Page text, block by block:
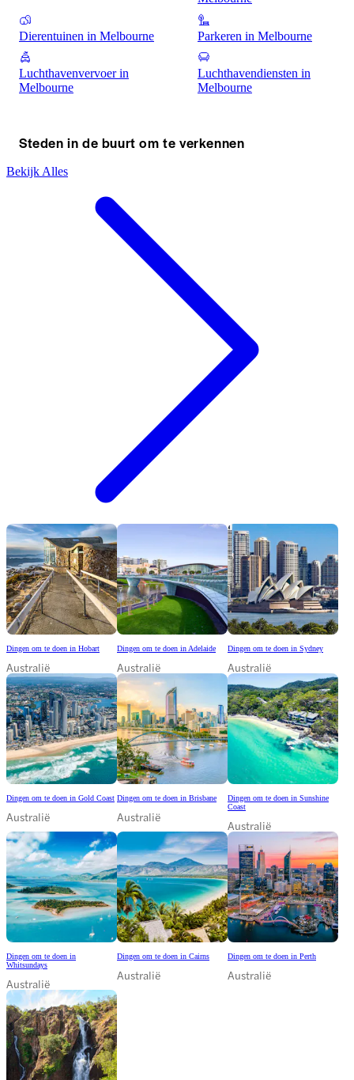
Dierentuinen in Melbourne Parkeren in Melbourne
Luchthavenvervoer in
Melbourne
Luchthavendiensten in
Melbourne
Steden in de buurt om te verkennen
Bekijk Alles
Dingen om te doen in Hobart
Australië
Dingen om te doen in Adelaide
Australië
Dingen om te doen in Sydney
Australië
Dingen om te doen in Gold Coast
Australië
Dingen om te doen in Brisbane
Australië
Dingen om te doen in Sunshine
Coast
Australië
Dingen om te doen in
Whitsundays
Australië
Dingen om te doen in Cairns
Australië
Dingen om te doen in Perth
Australië